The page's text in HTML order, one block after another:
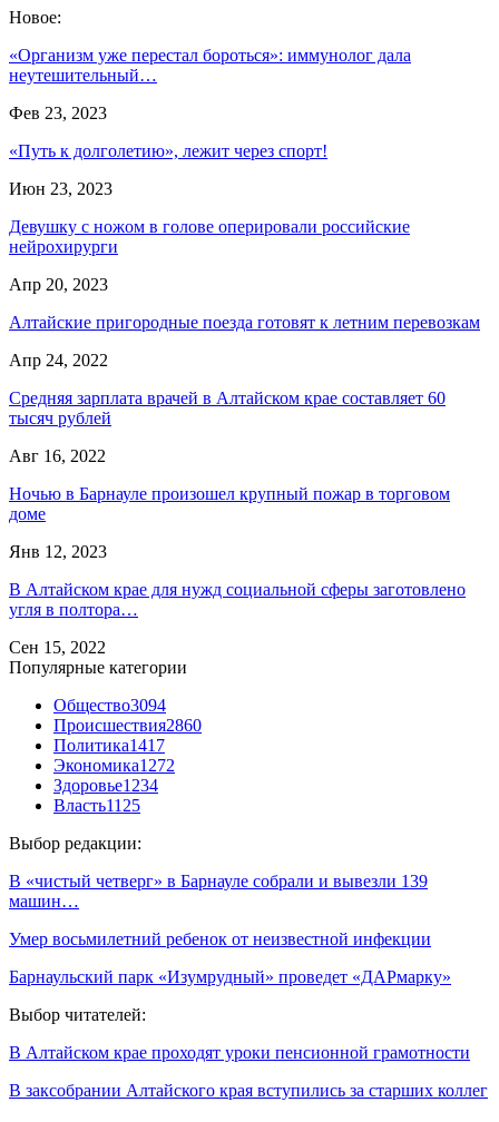
Новое:
«Организм уже перестал бороться»: иммунолог дала
неутешительный…
Фев 23, 2023
«Путь к долголетию», лежит через спорт!
Июн 23, 2023
Девушку с ножом в голове оперировали российские
нейрохирурги
Апр 20, 2023
Алтайские пригородные поезда готовят к летним перевозкам
Апр 24, 2022
Средняя зарплата врачей в Алтайском крае составляет 60
тысяч рублей
Авг 16, 2022
Ночью в Барнауле произошел крупный пожар в торговом
доме
Янв 12, 2023
В Алтайском крае для нужд социальной сферы заготовлено
угля в полтора…
Сен 15, 2022
Популярные категории
Общество3094
Происшествия2860
Политика1417
Экономика1272
Здоровье1234
Власть1125
Выбор редакции:
В «чистый четверг» в Барнауле собрали и вывезли 139
машин…
Умер восьмилетний ребенок от неизвестной инфекции
Барнаульский парк «Изумрудный» проведет «ДАРмарку»
Выбор читателей:
В Алтайском крае проходят уроки пенсионной грамотности
В заксобрании Алтайского края вступились за старших коллег